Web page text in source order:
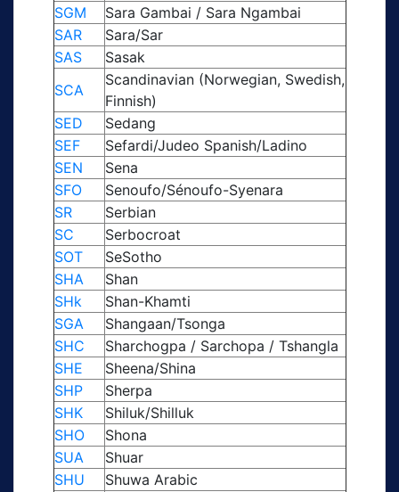
SGM
Sara Gambai / Sara Ngambai
SAR
Sara/Sar
SAS
Sasak
SCA
Scandinavian (Norwegian, Swedish,
Finnish)
SED
Sedang
SEF
Sefardi/Judeo Spanish/Ladino
SEN
Sena
SFO
Senoufo/Sénoufo-Syenara
SR
Serbian
SC
Serbocroat
SOT
SeSotho
SHA
Shan
SHk
Shan-Khamti
SGA
Shangaan/Tsonga
SHC
Sharchogpa / Sarchopa / Tshangla
SHE
Sheena/Shina
SHP
Sherpa
SHK
Shiluk/Shilluk
SHO
Shona
SUA
Shuar
SHU
Shuwa Arabic